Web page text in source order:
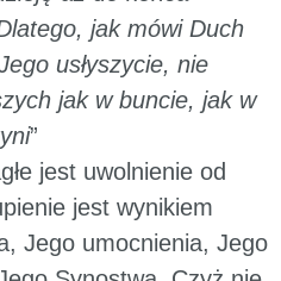
jak mówi Duch
usłyszycie, nie
jak w buncie, jak w
”
jest uwolnienie od
jest wynikiem
Jego umocnienia, Jego